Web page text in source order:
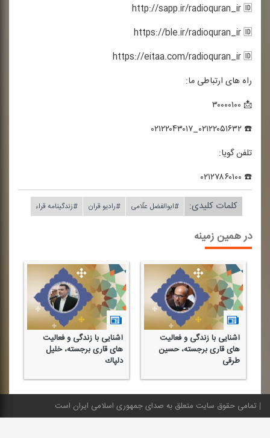
http://sapp.ir/radioquran_ir 🆔
https://ble.ir/radioquran_ir 🆔
https://eitaa.com/radioquran_ir 🆔
راه های ارتباطی ما:
📩 ۳۰۰۰۰۱۰۰
☎️ ۰۲۱۲۲۰۵۱۶۳۲_۰۲۱۲۲۰۴۳۰۱۷
تلفن گویا:
☎️ ۰۲۱۲۷۸۶۰۱۰۰
کلمات کلیدی:
#ابوالفضل علّامی #رادیو قران #زندگینامه قراء
در همین زمینه
آشنایی با زندگی و فعالیت
های قاری برجسته، حسین
طرقی
آشنایی با زندگی و فعالیت
های قاری برجسته، خلیل
دلپاك
تمامی حقوق سایت متعلق به صدای جمهوری اسلامی ایران است